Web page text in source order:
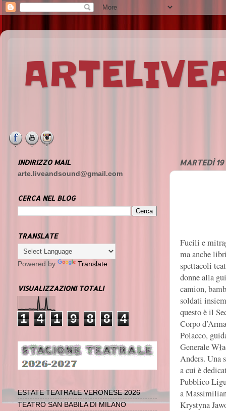
MARTEDÌ
Fucili e
ma anche
spettacoli
donne alla
camion,
soldati
questo è il
Corpo
Polacco,
Generale
Anders. Una
a cui è
Pubblico
a
Krystyna
INDIRIZZO MAIL
arte.liveandsound@gmail.com
CERCA NEL BLOG
TRANSLATE
Powered by Translate
VISUALIZZAZIONI TOTALI
1 4 1 9 8 8 4
ESTATE TEATRALE VERONESE 2026
TEATRO SAN BABILA DI MILANO